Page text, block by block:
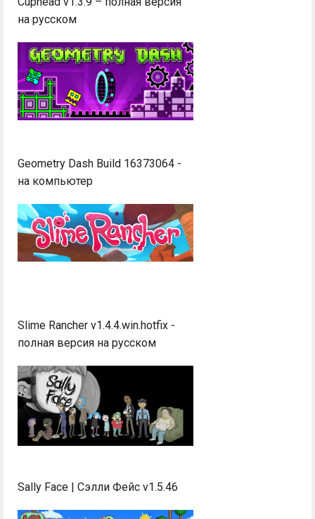
на русском
Geometry Dash Build 16373064 -
на компьютер
Slime Rancher v1.4.4.win.hotfix -
полная версия на русском
Sally Face | Сэлли Фейс v1.5.46